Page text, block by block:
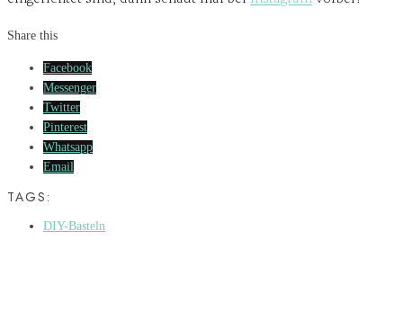
Share this
Facebook
Messenger
Twitter
Pinterest
Whatsapp
Email
TAGS:
DIY-Basteln